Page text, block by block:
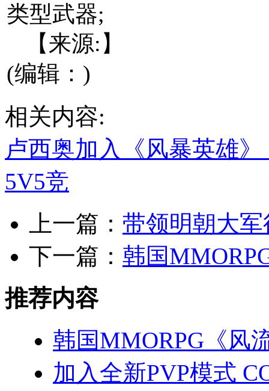
类型武器;
【来源:】
(编辑：)
相关内容:
卢西奥加入《风暴英雄》
5V5竞
上一篇： 带领明朝大
下一篇： 韩国
推荐内容
韩国MMORPG《风
加入全新PVP模式